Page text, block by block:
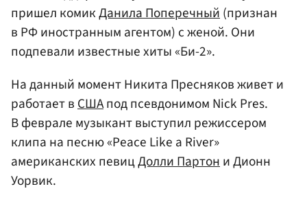
пришел комикДанила Поперечный(признан
в РФ иностранным агентом) с женой. Они
подпевали известные хиты «Би-2».
На данный момент Никита Пресняков живет и
работает в СШАпод псевдонимом Nick Pres.
В феврале музыкант выступил режиссером
клипа на песню «Peace Like a River»
американских певицДолли Партон и Дионн
Уорвик.